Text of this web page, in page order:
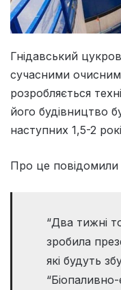
Гнідавський
сучасними
розробляється
його будівництво
наступних 1,5-2
Про це повідомили
“Два тижні
зробила
які будуть